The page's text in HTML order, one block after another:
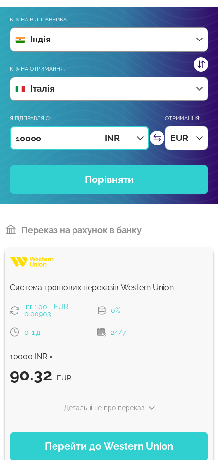
КРАЇНА ВІДПРАВНИКА:
Індія
КРАЇНА ОТРИМАННЯ:
Італія
Я ВІДПРАВЛЯЮ:
INR
ОТРИМАННЯ:
EUR
Порівняти
Переказ на рахунок в банку
Система грошових переказів Western Union
inr 1.00 = EUR
0.00903
0%
0-1 д 24/7
10000 INR =
90.32 EUR
Перейти до Western Union
Детальніше про переказ
ВАРІАНТИ ОПЛАТИ
Partner Funds